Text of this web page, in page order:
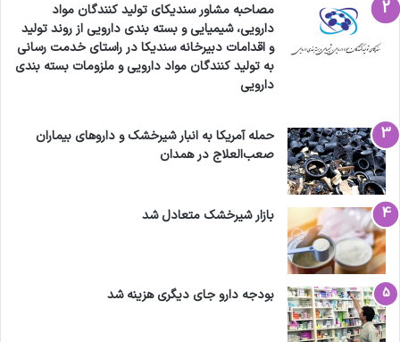
مصاحبه مشاور سندیکای تولید کنندگان مواد
دارویی، شیمیایی و بسته بندی دارویی از روند تولید
و اقدامات دبیرخانه سندیکا در راستای خدمت رسانی
به تولید کنندگان مواد دارویی و ملزومات بسته بندی
دارویی
حمله آمریکا به انبار شیرخشک و داروهای بیماران
صعب‌العلاج در همدان
بازار شیرخشک متعادل شد
بودجه دارو جای دیگری هزینه شد